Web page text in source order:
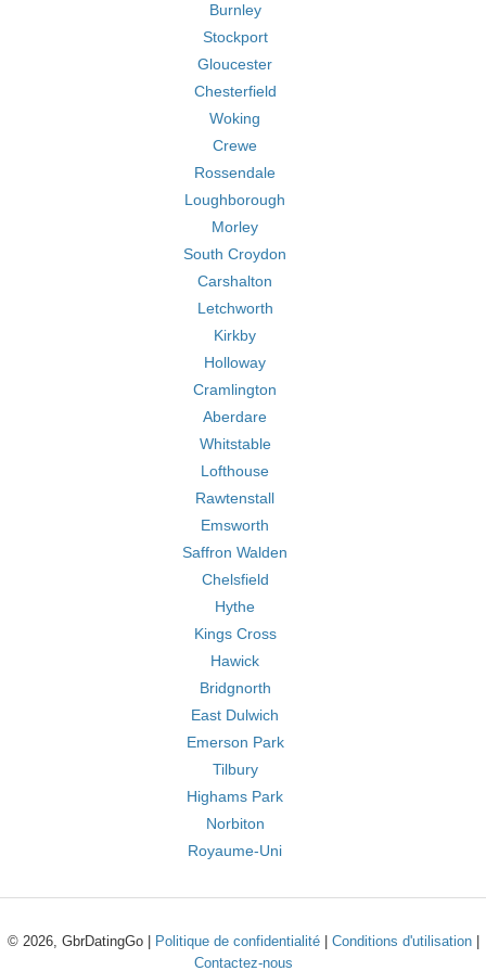
Burnley
Stockport
Gloucester
Chesterfield
Woking
Crewe
Rossendale
Loughborough
Morley
South Croydon
Carshalton
Letchworth
Kirkby
Holloway
Cramlington
Aberdare
Whitstable
Lofthouse
Rawtenstall
Emsworth
Saffron Walden
Chelsfield
Hythe
Kings Cross
Hawick
Bridgnorth
East Dulwich
Emerson Park
Tilbury
Highams Park
Norbiton
Royaume-Uni
© 2026, GbrDatingGo | Politique de confidentialité| Conditions d'utilisation|
Contactez-nous